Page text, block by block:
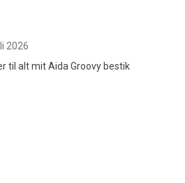
stjärnor
2026
til alt mit Aida Groovy bestik
stjärnor
stjärnor